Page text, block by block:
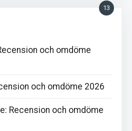
13
och omdöme
och omdöme 2026
Recension och omdöme